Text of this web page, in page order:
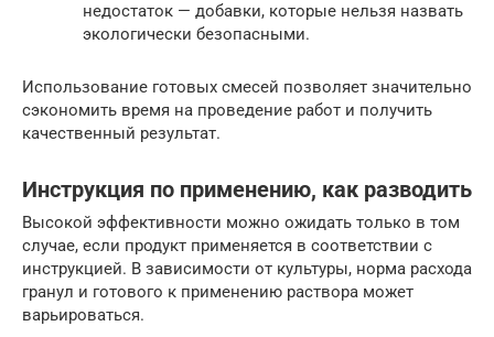
недостаток — добавки, которые нельзя назвать
экологически безопасными.
Использование готовых смесей позволяет значительно
сэкономить время на проведение работ и получить
качественный результат.
Инструкция по применению, как разводить
Высокой эффективности можно ожидать только в том
случае, если продукт применяется в соответствии с
инструкцией. В зависимости от культуры, норма расхода
гранул и готового к применению раствора может
варьироваться.